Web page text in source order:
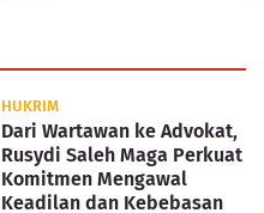
HUKRIM
Dari Wartawan ke Advokat,
Rusydi Saleh Maga Perkuat
Komitmen Mengawal
Keadilan dan Kebebasan